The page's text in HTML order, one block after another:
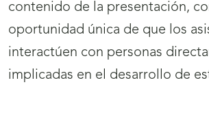
contenido de la presentación,
oportunidad única de que los
interactúen con personas
implicadas en el desarrollo de